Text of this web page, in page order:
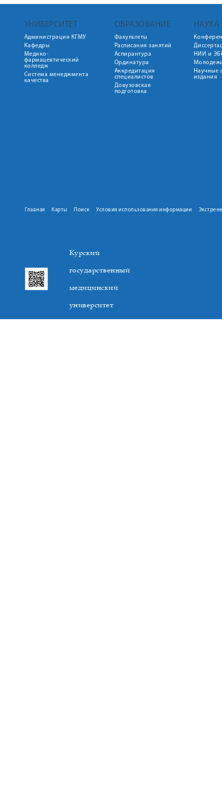
УНИВЕРСИТЕТ
Администрация КГМУ
Кафедры
Медико-
фармацевтический
колледж
Система менеджмента
качества
ОБРАЗОВАНИЕ
Факультеты
Расписания занятий
Аспирантура
Ординатура
Аккредитация
специалистов
Довузовская
подготовка
НАУКА
НИИ и
Научные
издания
Главная Карты Поиск Условия использования информации
Курский
государственный
медицинский
университет